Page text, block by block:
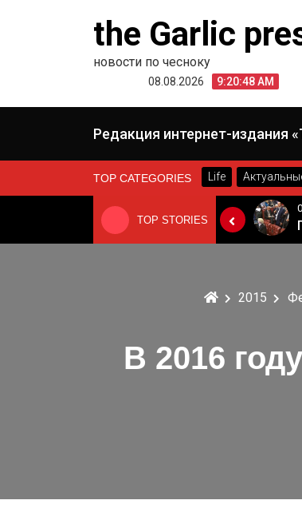
the Garlic
новости по чесноку
08.08.2026 9:20:49 AM
Редакция интернет-издания
TOP CATEGORIES Life
TOP STORIES
24.06.2019
Когда Россия разрешит полеты в Грузию. Позиция Кремля
2015
В 2016